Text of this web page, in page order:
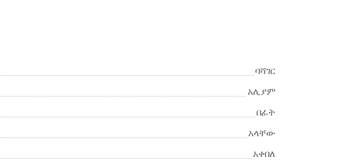
ባሻገር
አሊያም
በፊት
አላቸው
አቀበለ